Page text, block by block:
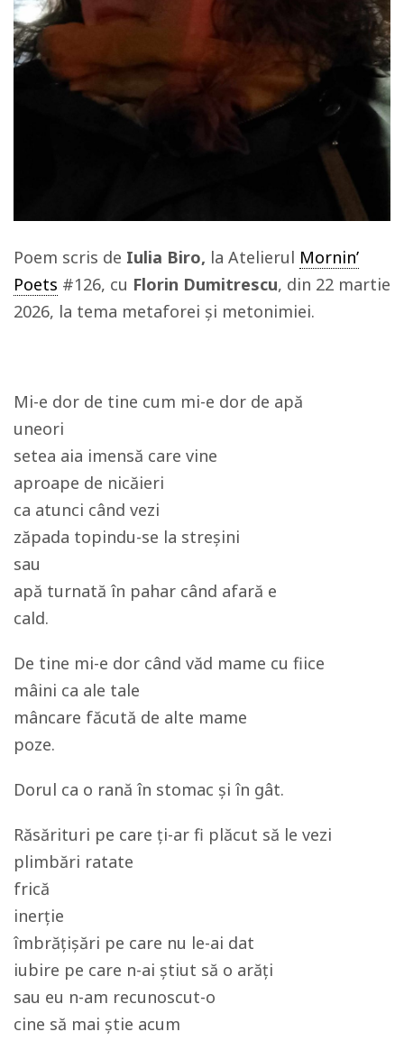
Poem scris de Iulia Biro, la Atelierul Mornin’
Poets #126, cu Florin Dumitrescu, din 22 martie
2026, la tema metaforei și metonimiei.
Mi-e dor de tine cum mi-e dor de apă
uneori
setea aia imensă care vine
aproape de nicăieri
ca atunci când vezi
zăpada topindu-se la streşini
sau
apă turnată în pahar când afară e
cald.
De tine mi-e dor când văd mame cu fiice
mâini ca ale tale
mâncare făcută de alte mame
poze.
Dorul ca o rană în stomac şi în gât.
Răsărituri pe care ți-ar fi plăcut să le vezi
plimbări ratate
frică
inerție
îmbrățișări pe care nu le-ai dat
iubire pe care n-ai știut să o arăți
sau eu n-am recunoscut-o
cine să mai știe acum